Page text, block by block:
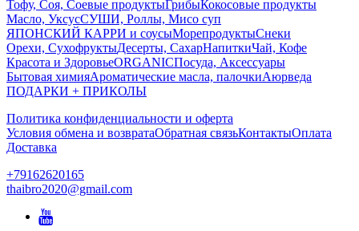
Тофу, Соя, Соевые продуктыГрибыКокосовые продукты
Масло, УксусСУШИ, Роллы, Мисо суп
ЯПОНСКИЙ КАРРИ и соусыМорепродуктыСнеки
Орехи, СухофруктыДесерты, СахарНапиткиЧай, Кофе
Красота и ЗдоровьеORGANICПосуда, Аксессуары
Бытовая химияАроматические масла, палочкиАюрведа
ПОДАРКИ + ПРИКОЛЫ
Политика конфиденциальности и оферта
Условия обмена и возвратаОбратная связьКонтактыОплата
Доставка
+79162620165
thaibro2020@gmail.com